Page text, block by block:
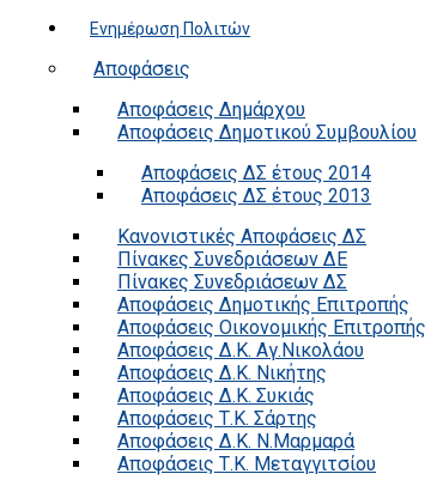
Ενημέρωση Πολιτών
Αποφάσεις
Αποφάσεις Δημάρχου
Αποφάσεις Δημοτικού Συμβουλίου
Αποφάσεις ΔΣ έτους 2014
Αποφάσεις ΔΣ έτους 2013
Κανονιστικές Αποφάσεις ΔΣ
Πίνακες Συνεδριάσεων ΔΕ
Πίνακες Συνεδριάσεων ΔΣ
Αποφάσεις Δημοτικής Επιτροπής
Αποφάσεις Οικονομικής Επιτροπής
Αποφάσεις Δ.Κ. Αγ.Νικολάου
Αποφάσεις Δ.Κ. Νικήτης
Αποφάσεις Δ.Κ. Συκιάς
Αποφάσεις Τ.Κ. Σάρτης
Αποφάσεις Δ.Κ. Ν.Μαρμαρά
Αποφάσεις Τ.Κ. Μεταγγιτσίου